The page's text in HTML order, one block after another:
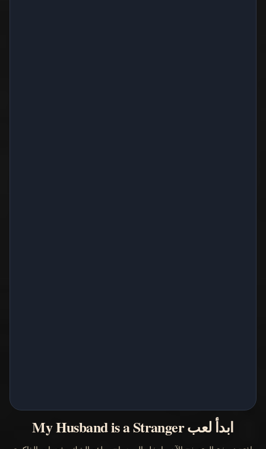
ابدأ لعب My Husband is a Stranger